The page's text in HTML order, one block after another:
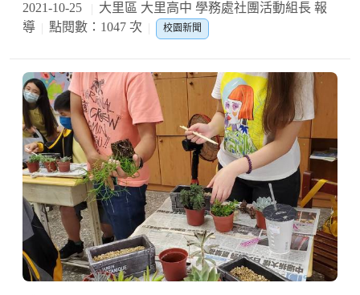
2021-10-25
大里區 大里高中 學務處社團活動組長 報
導
點閱數：1047 次 校園新聞